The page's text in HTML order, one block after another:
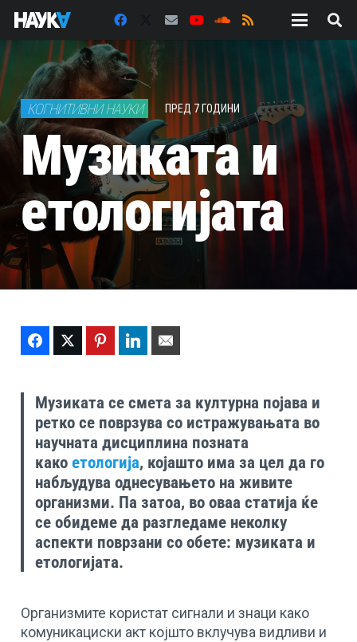
КОГНИТИВНИ НАУКИ ПРЕД 7 ГОДИНИ
Музиката и
етологијата
FacebookTwitter PinterestLinkedIn
Музиката се смета за културна појава и
ретко се поврзува со истражувањата во
научната дисциплина позната
какоетологија, којашто има за цел да го
набљудува однесувањето на живите
организми. Па затоа, во оваа статија ќе
се обидеме да разгледаме неколку
аспекти поврзани со обете: музиката и
етологијата.
Организмите користат сигнали и знаци како
комуникациски акт којшто вклучува видливи и